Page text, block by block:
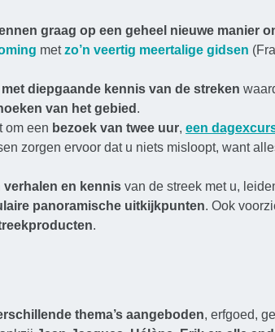
graag op een geheel nieuwe manier
met zo’n veertig meertalige gidsen
diepgaande kennis van de streken
van het gebied .
om een bezoek van twee uur,een
zorgen ervoor dat u niets misloopt, want
verhalen en kennis van de streek met u,
panoramische uitkijkpunten. Ook
.
thema’s aangeboden, erfgoed,